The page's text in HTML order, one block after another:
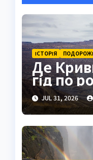
ІСТОРІЯ ПОДОРОЖІ
Де
гід по
історії
JUL 31, 2026